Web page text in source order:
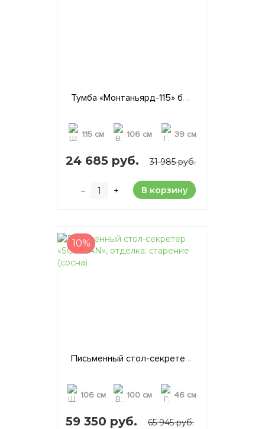
Тумба «Монтаньярд-115» без дверей, отделка: старение (сосна)
115 см 106 см 39 см
24 685 руб. 31 985 руб.
– + В корзину
10%
Письменный стол-секретер «SCRIBAN», отделка: старение (сосна)
106 см 100 см 46 см
59 350 руб. 65 945 руб.